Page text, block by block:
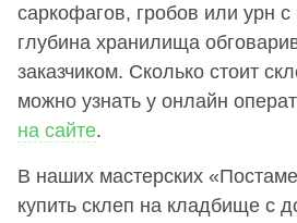
саркофагов, гробов или урн
глубина хранилища
заказчиком. Сколько стоит
можно узнать у онлайн
на сайте.
В наших мастерских
купить склеп на кладбище с